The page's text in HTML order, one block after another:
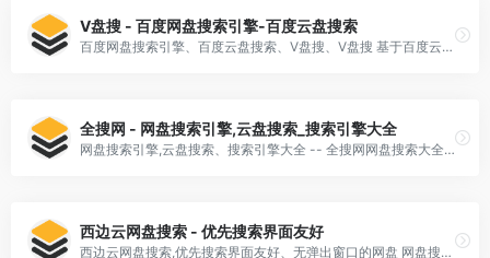
V盘搜 - 百度网盘搜索引擎-百度云盘搜索
百度网盘搜索引擎、百度云盘搜索、V盘搜、V盘搜 基于百度云盘(百度网盘)资源搜索,致力于云盘资源的技术收集和整理,千万级的大数据量,每天都会更新收录大量视频,种子,小说,壁纸,音乐等优质网盘资源,各种百度网盘资源
全搜网 - 网盘搜索引擎,云盘搜索_搜索引擎大全
网盘搜索引擎,云盘搜索、搜索引擎大全 -- 全搜网网盘搜索大全,最好的网盘搜索引擎,百度网盘,115盘,360网盘,中文搜索引擎大全:收录电子书、学习资料、电影、动漫、游戏、软件、高品质音乐等海量网盘资源。 全搜网
西边云网盘搜索 - 优先搜索界面友好
西边云网盘搜索,优先搜索界面友好、无弹出窗口的网盘 网盘搜索引擎,搜索网盘上的各种资源,包括百度云网盘、新浪微盘、新浪共享资料、金山快盘、360云盘、腾讯微云、迅雷快传和华为网盘等主流网盘。